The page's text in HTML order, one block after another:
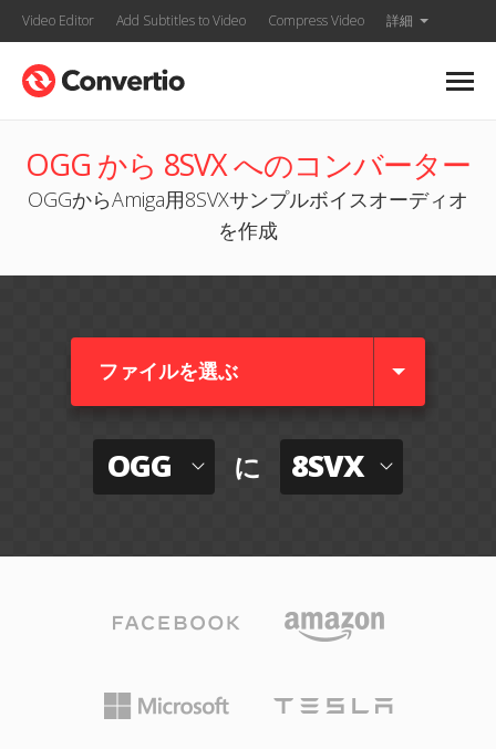
Video Editor Add Subtitles to Video Compress Video 詳細
OGG から 8SVX へのコンバーター
OGGからAmiga用8SVXサンプルボイスオーディオ
を作成
ファイルを選ぶ
OGG に 8SVX